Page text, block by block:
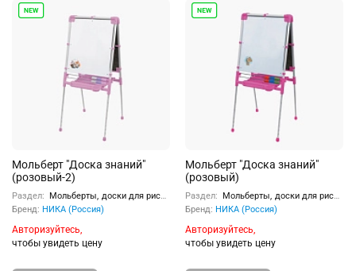
Мольберт "Доска знаний"
(розовый-2)
Раздел:
Мольберты, доски для рисования
Бренд: НИКА (Россия)
Авторизуйтесь,
чтобы увидеть цену
Мольберт "Доска знаний"
(розовый)
Раздел:
Мольберты, доски для рисования
Бренд: НИКА (Россия)
Авторизуйтесь,
чтобы увидеть цену